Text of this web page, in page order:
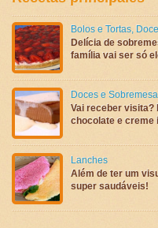
Bolos e Tortas,
Delícia de
família vai ser só
Doces e
Vai receber visita?
chocolate e creme
Lanches
Além de ter um
super saudáveis!